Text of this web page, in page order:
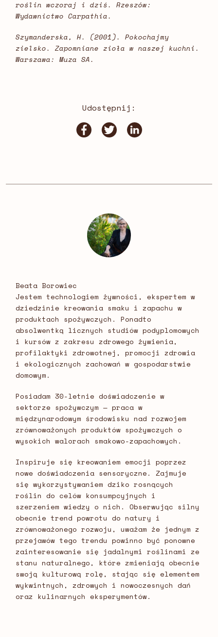
roślin wczoraj i dziś. Rzeszów:
Wydawnictwo Carpathia.
Szymanderska, H. (2001). Pokochajmy
zielsko. Zapomniane zioła w naszej kuchni.
Warszawa: Muza SA.
Udostępnij:
Beata Borowiec
Jestem technologiem żywności, ekspertem w
dziedzinie kreowania smaku i zapachu w
produktach spożywczych. Ponadto
absolwentką licznych studiów podyplomowych
i kursów z zakresu zdrowego żywienia,
profilaktyki zdrowotnej, promocji zdrowia
i ekologicznych zachowań w gospodarstwie
domowym.
Posiadam 30-letnie doświadczenie w
sektorze spożywczym — praca w
międzynarodowym środowisku nad rozwojem
zrównoważonych produktów spożywczych o
wysokich walorach smakowo-zapachowych.
Inspiruje się kreowaniem emocji poprzez
nowe doświadczenia sensoryczne. Zajmuje
się wykorzystywaniem dziko rosnących
roślin do celów konsumpcyjnych i
szerzeniem wiedzy o nich. Obserwując silny
obecnie trend powrotu do natury i
zrównoważonego rozwoju, uważam że jednym z
przejawów tego trendu powinno być ponowne
zainteresowanie się jadalnymi roślinami ze
stanu naturalnego, które zmieniają obecnie
swoją kulturową rolę, stając się elementem
wykwintnych, zdrowych i nowoczesnych dań
oraz kulinarnych eksperymentów.